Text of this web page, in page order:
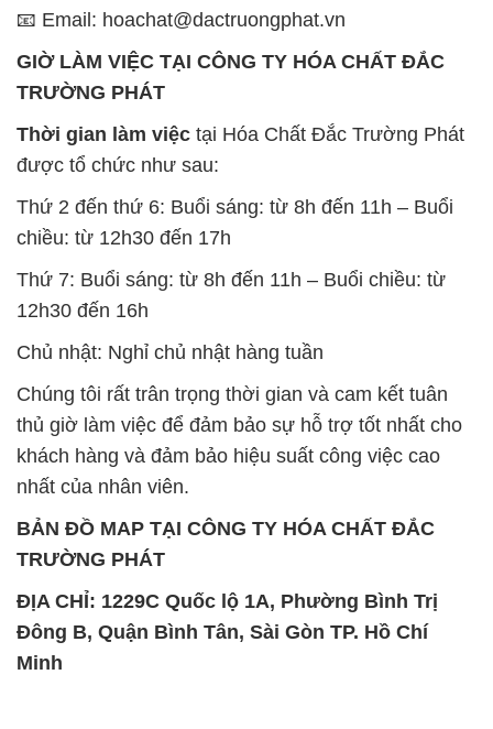
📧 Email: hoachat@dactruongphat.vn
GIỜ LÀM VIỆC TẠI CÔNG TY HÓA CHẤT ĐẮC
TRƯỜNG PHÁT
Thời gian làm việc tại Hóa Chất Đắc Trường Phát
được tổ chức như sau:
Thứ 2 đến thứ 6: Buổi sáng: từ 8h đến 11h – Buổi
chiều: từ 12h30 đến 17h
Thứ 7: Buổi sáng: từ 8h đến 11h – Buổi chiều: từ
12h30 đến 16h
Chủ nhật: Nghỉ chủ nhật hàng tuần
Chúng tôi rất trân trọng thời gian và cam kết tuân
thủ giờ làm việc để đảm bảo sự hỗ trợ tốt nhất cho
khách hàng và đảm bảo hiệu suất công việc cao
nhất của nhân viên.
BẢN ĐỒ MAP TẠI CÔNG TY HÓA CHẤT ĐẮC
TRƯỜNG PHÁT
ĐỊA CHỈ: 1229C Quốc lộ 1A, Phường Bình Trị
Đông B, Quận Bình Tân, Sài Gòn TP. Hồ Chí
Minh